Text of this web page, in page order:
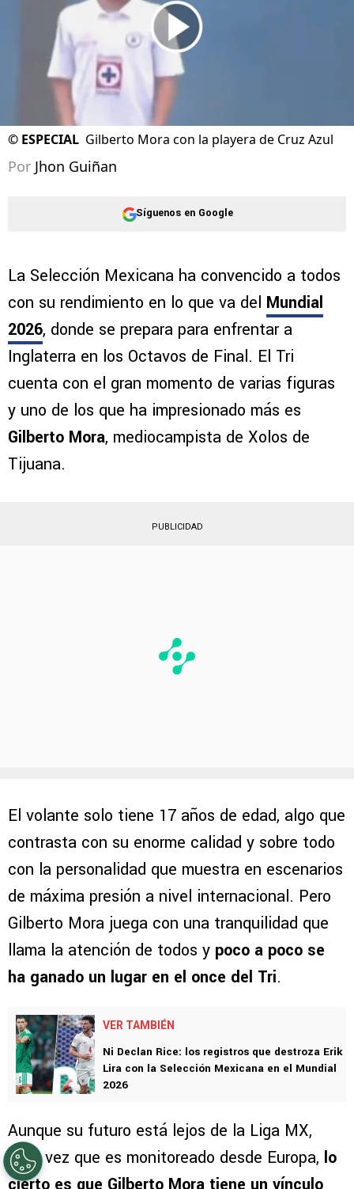
© ESPECIAL Gilberto Mora con la playera de Cruz Azul
Por Jhon Guiñan
Síguenos en Google
La Selección Mexicana ha convencido a todos
con su rendimiento en lo que va del Mundial
2026, donde se prepara para enfrentar a
Inglaterra en los Octavos de Final. El Tri
cuenta con el gran momento de varias figuras
y uno de los que ha impresionado más es
Gilberto Mora, mediocampista de Xolos de
Tijuana.
PUBLICIDAD
El volante solo tiene 17 años de edad, algo que
contrasta con su enorme calidad y sobre todo
con la personalidad que muestra en escenarios
de máxima presión a nivel internacional. Pero
Gilberto Mora juega con una tranquilidad que
llama la atención de todos y poco a poco se
ha ganado un lugar en el once del Tri.
VER TAMBIÉN
Ni Declan Rice: los registros que destroza Erik
Lira con la Selección Mexicana en el Mundial
2026
Aunque su futuro está lejos de la Liga MX,
toda vez que es monitoreado desde Europa, lo